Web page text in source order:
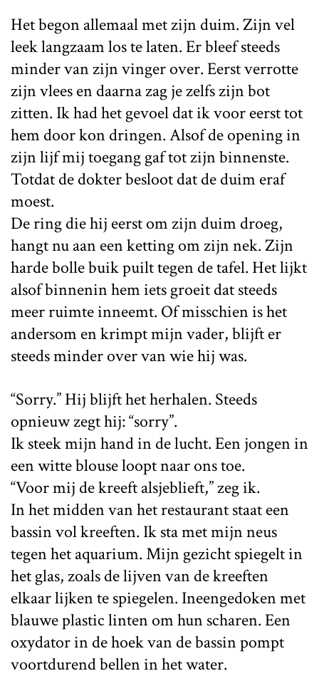
Het begon allemaal met zijn duim. Zijn vel
leek langzaam los te laten. Er bleef steeds
minder van zijn vinger over. Eerst verrotte
zijn vlees en daarna zag je zelfs zijn bot
zitten. Ik had het gevoel dat ik voor eerst tot
hem door kon dringen. Alsof de opening in
zijn lijf mij toegang gaf tot zijn binnenste.
Totdat de dokter besloot dat de duim eraf
moest.
De ring die hij eerst om zijn duim droeg,
hangt nu aan een ketting om zijn nek. Zijn
harde bolle buik puilt tegen de tafel. Het lijkt
alsof binnenin hem iets groeit dat steeds
meer ruimte inneemt. Of misschien is het
andersom en krimpt mijn vader, blijft er
steeds minder over van wie hij was.
“Sorry.” Hij blijft het herhalen. Steeds
opnieuw zegt hij: “sorry”.
Ik steek mijn hand in de lucht. Een jongen in
een witte blouse loopt naar ons toe.
“Voor mij de kreeft alsjeblieft,” zeg ik.
In het midden van het restaurant staat een
bassin vol kreeften. Ik sta met mijn neus
tegen het aquarium. Mijn gezicht spiegelt in
het glas, zoals de lijven van de kreeften
elkaar lijken te spiegelen. Ineengedoken met
blauwe plastic linten om hun scharen. Een
oxydator in de hoek van de bassin pompt
voortdurend bellen in het water.